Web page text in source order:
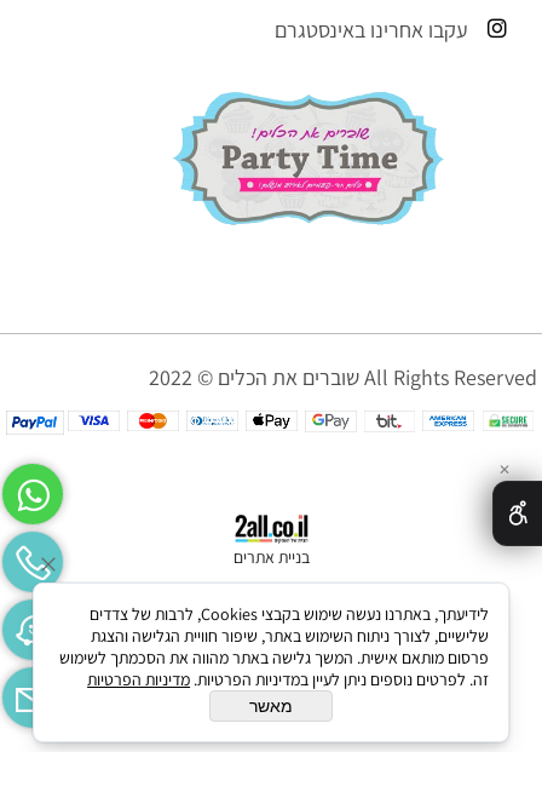
עקבו אחרינו באינסטגרם
שוברים את הכלים © 2022 All Rights Reserved
בניית אתרים
✕
לידיעתך, באתרנו נעשה שימוש בקבצי Cookies, לרבות של צדדים
שלישיים, לצורך ניתוח השימוש באתר, שיפור חוויית הגלישה והצגת
פרסום מותאם אישית. המשך גלישה באתר מהווה את הסכמתך לשימוש
זה. לפרטים נוספים ניתן לעיין במדיניות הפרטיות. מדיניות הפרטיות
מאשר